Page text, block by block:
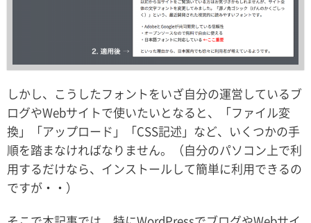
しかし、こうしたフォントをいざ自分の運営しているブ
ログやWebサイトで使いたいとなると、「ファイル変
換」「アップロード」「CSS記述」など、いくつかの手
順を踏まなければなりません。（自分のパソコン上で利
用するだけなら、インストールして簡単に利用できるの
ですが・・）